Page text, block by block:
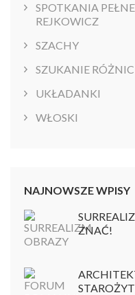
SPOTKANIA
REJKOWICZ
SZACHY
SZUKANIE RÓŻNIC
UKŁADANKI
WŁOSKI
NAJNOWSZE WPISY
ZNAĆ!